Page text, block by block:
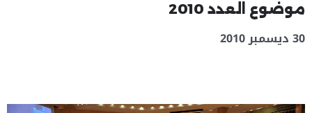
موضوع العدد 2010
30 ديسمبر 2010